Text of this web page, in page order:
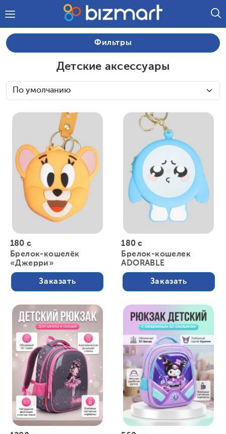
Фильтры
Детские аксессуары
180 с
Брелок-кошелёк
«Джерри»
Заказать
180 с
Брелок-кошелек
ADORABLE
Заказать